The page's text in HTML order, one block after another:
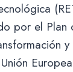
por el Plan